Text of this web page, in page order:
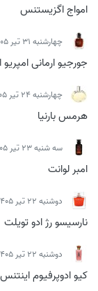
امواج اگزیستنس
چهارشنبه 31 تیر 1405
جورجیو ارمانی
چهارشنبه 24 تیر 1405
هرمس بارنیا
سه شنبه 23 تیر 1405
امبر لوانت
دوشنبه 22 تیر 1405
نارسیسو رژ ادو تویلت
دوشنبه 22 تیر 1405
کیو ادوپرفیوم اینتنس